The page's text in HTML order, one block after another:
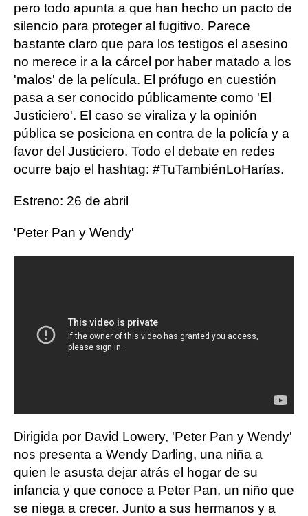
pero todo apunta a que han hecho un pacto de
silencio para proteger al fugitivo. Parece
bastante claro que para los testigos el asesino
no merece ir a la cárcel por haber matado a los
'malos' de la película. El prófugo en cuestión
pasa a ser conocido públicamente como 'El
Justiciero'. El caso se viraliza y la opinión
pública se posiciona en contra de la policía y a
favor del Justiciero. Todo el debate en redes
ocurre bajo el hashtag: #TuTambiénLoHarías.
Estreno: 26 de abril
'Peter Pan y Wendy'
Dirigida por David Lowery, 'Peter Pan y Wendy'
nos presenta a Wendy Darling, una niña a
quien le asusta dejar atrás el hogar de su
infancia y que conoce a Peter Pan, un niño que
se niega a crecer. Junto a sus hermanos y a